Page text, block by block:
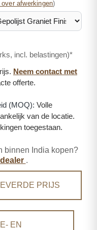
over afwerkingen)
incl. belastingen)*
Neem contact met
offerte.
(MOQ): Volle
van de locatie.
toegestaan.
binnen India kopen?
.
PRIJS
EN